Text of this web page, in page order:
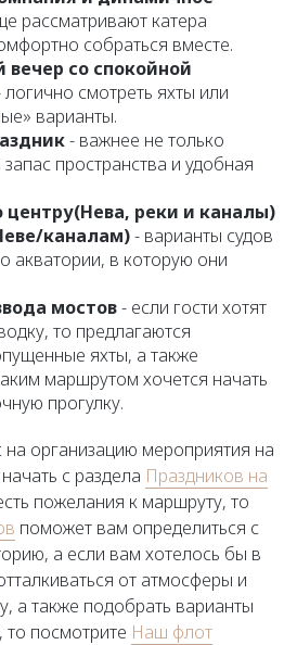
рассматривают катера
собраться вместе.
со спокойной
логично смотреть яхты или
варианты.
- важнее не только
пространства и удобная
реки и каналы)
каналам)- варианты судов
акватории, в которую они
мостов- если гости хотят
то предлагаются
яхты, а также
маршрутом хочется начать
прогулку.
на организацию мероприятия на
с раздела Праздников на
пожелания к маршруту, то
поможет вам определиться с
а если вам хотелось бы в
от атмосферы и
а также подобрать варианты
посмотрите Наш флот